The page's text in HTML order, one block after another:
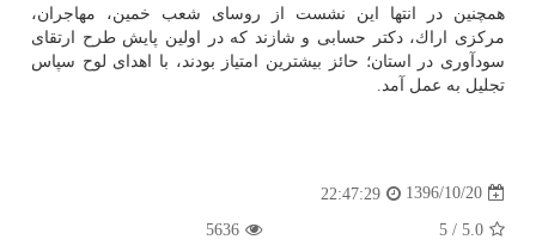
همچنین در انتها این نشست از روسای شعب خمین، مهاجران،
مركزی اراك، دكتر حسابی و شازند كه در اولین پایش طرح ارتقای
سودآوری در استان؛ حائز بیشترین امتیاز بودند، با اهدای لوح سپاس
تجلیل به عمل آمد.
1396/10/20
22:47:29
5.0
/
5
5636